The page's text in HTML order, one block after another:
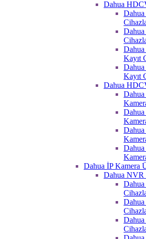
Dahua
Kayıt
Kayıt
Dahua
Dahua İP Kamera
Dahua NVR